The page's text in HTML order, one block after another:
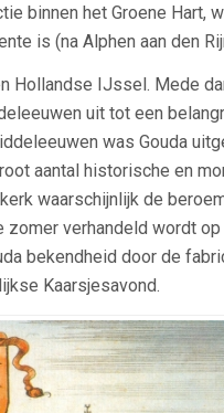
binnen het Groene Hart,
is (na Alphen aan den
Hollandse IJssel. Mede
uit tot een
was Gouda
aantal historische en
waarschijnlijk de
zomer verhandeld wordt op
bekendheid door de
Kaarsjesavond.